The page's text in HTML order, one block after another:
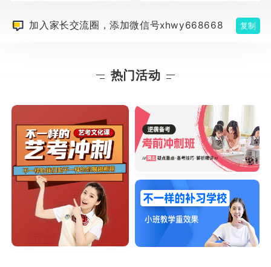
加入家长交流圈，添加微信号xhwy668668 复制
热门活动